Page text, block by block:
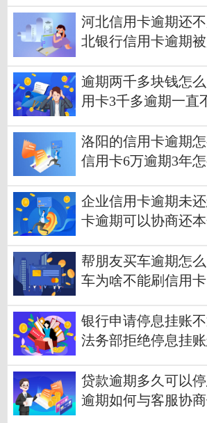
河北信用卡逾期还
北银行信用卡逾期
逾期两千多块钱怎
用卡3千多逾期一直
洛阳的信用卡逾期
信用卡6万逾期3年
企业信用卡逾期未
卡逾期可以协商还本
帮朋友买车逾期怎
车为啥不能刷信用卡
银行申请停息挂账
法务部拒绝停息挂
贷款逾期多久可以
逾期如何与客服协